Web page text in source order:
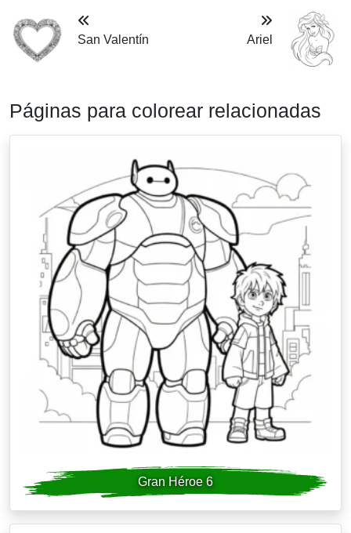
San Valentín Ariel
Páginas para colorear relacionadas
Gran Héroe 6